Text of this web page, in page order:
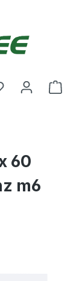
Du hast 0
60
m6